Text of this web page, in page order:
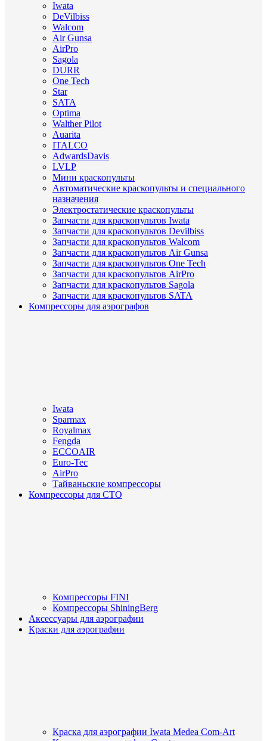
Iwata
DeVilbiss
Walcom
Air Gunsa
AirPro
Sagola
DURR
One Tech
Star
SATA
Optima
Walther Pilot
Auarita
ITALCO
AdwardsDavis
LVLP
Мини краскопульты
Автоматические краскопульты и специального
назначения
Электростатические краскопульты
Запчасти для краскопультов Iwata
Запчасти для краскопультов Devilbiss
Запчасти для краскопультов Walcom
Запчасти для краскопультов Air Gunsa
Запчасти для краскопультов One Tech
Запчасти для краскопультов AirPro
Запчасти для краскопультов Sagola
Запчасти для краскопультов SATA
Компрессоры для аэрографов
Iwata
Sparmax
Royalmax
Fengda
ECCOAIR
Euro-Tec
AirPro
Тайваньские компрессоры
Компрессоры для СТО
Компрессоры FINI
Компрессоры ShiningBerg
Аксессуары для аэрографии
Краски для аэрографии
Краска для аэрографии Iwata Medea Com-Art